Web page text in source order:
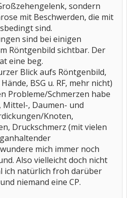
sondern
mit Beschwerden, die mit
sind.
sind bei einigen
Röntgenbild sichtbar. Der
eine beg.
Blick aufs Röntgenbild,
BSG u. RF, mehr nicht)
Probleme/Schmerzen habe
Mittel-, Daumen- und
Knoten,
Druckschmerz (mit vielen
mich immer noch
Also vielleicht doch nicht
ich natürlich froh darüber
niemand eine CP.